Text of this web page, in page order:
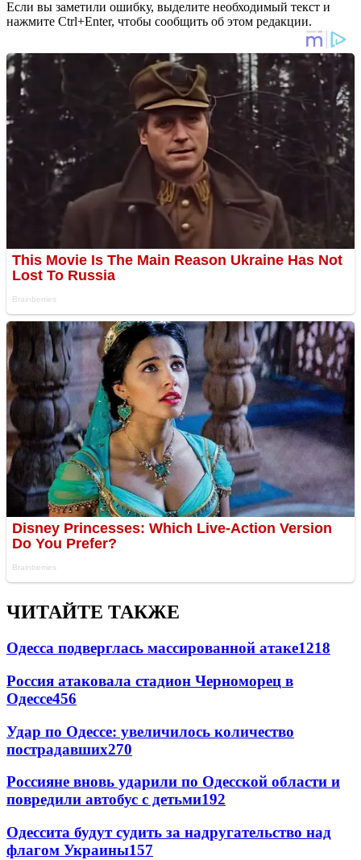
Если вы заметили ошибку, выделите необходимый текст и
нажмите Ctrl+Enter, чтобы сообщить об этом редакции.
ЧИТАЙТЕ ТАКЖЕ
Одесса подверглась массированной атаке1218
Россия атаковала стадион Черноморец в
Одессе456
Удар по Одессе: увеличилось количество
пострадавших270
Россияне вновь ударили по Одесской области и
повредили автобус с детьми192
Одессита будут судить за надругательство над
флагом Украины157